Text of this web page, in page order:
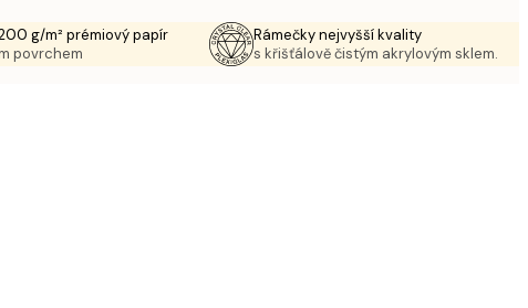
g/m² prémiový papír
povrchem
Rámečky nejvyšší kvality
s křišťálově čistým akrylovým sklem.